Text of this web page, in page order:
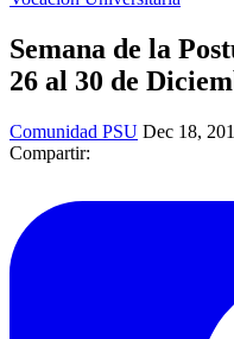
Semana de la
26 al 30 de
Comunidad PSU Dec 18,
Compartir: